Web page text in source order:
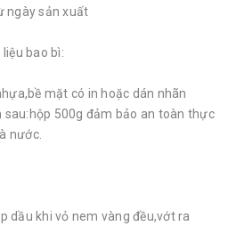
ngày sản xuất
bao bì:
mặt có in hoặc dán nhãn
sau:hộp 500g đảm bảo an toàn thực
nước.
dầu khi vỏ nem vàng đều,vớt ra